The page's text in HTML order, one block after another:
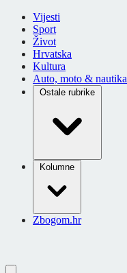
Vijesti
Sport
Život
Hrvatska
Kultura
Auto, moto & nautika
Ostale rubrike
Kolumne
Zbogom.hr